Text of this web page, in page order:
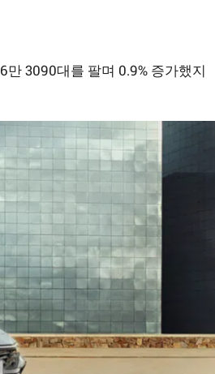
만 3090대를 팔며 0.9% 증가했지